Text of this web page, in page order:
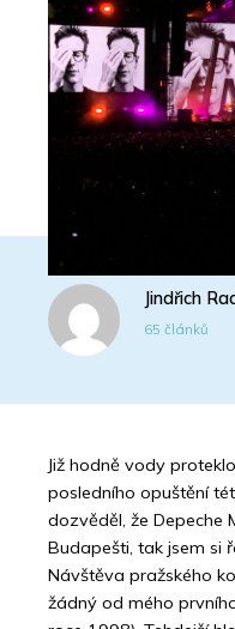
Jindřich
65 článků
Již hodně vody
posledního opuštění
dozvěděl, že Depeche
Budapešti, tak jsem si
Návštěva pražského
žádný od mého